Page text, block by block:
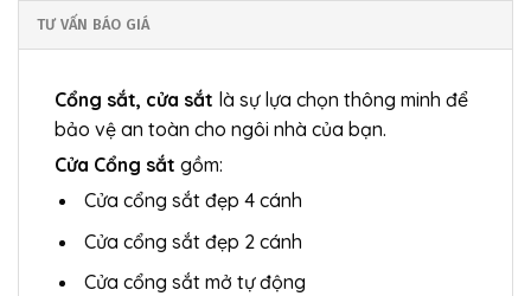
TƯ VẤN BÁO GIÁ
Cổng sắt, cửa sắt là sự lựa chọn thông minh để
bảo vệ an toàn cho ngôi nhà của bạn.
Cửa Cổng sắt gồm:
Cửa cổng sắt đẹp 4 cánh
Cửa cổng sắt đẹp 2 cánh
Cửa cổng sắt mở tự động